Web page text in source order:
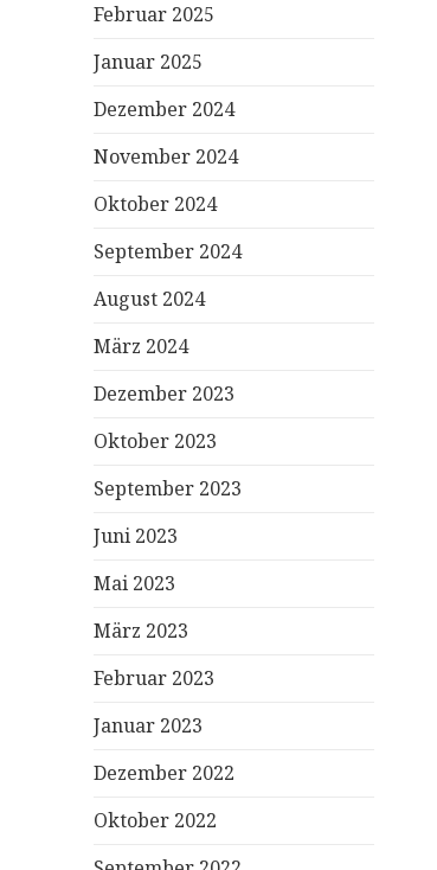
Februar 2025
Januar 2025
Dezember 2024
November 2024
Oktober 2024
September 2024
August 2024
März 2024
Dezember 2023
Oktober 2023
September 2023
Juni 2023
Mai 2023
März 2023
Februar 2023
Januar 2023
Dezember 2022
Oktober 2022